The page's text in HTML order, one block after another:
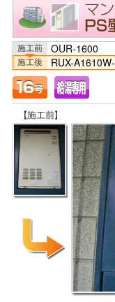
OUR-1600
RUX-